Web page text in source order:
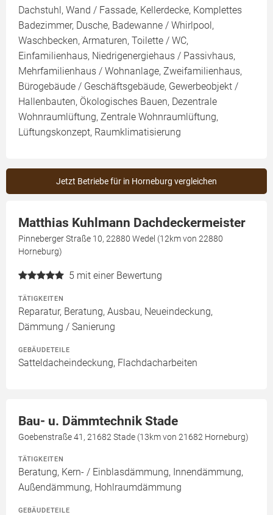
Dachstuhl, Wand / Fassade, Kellerdecke, Komplettes
Badezimmer, Dusche, Badewanne / Whirlpool,
Waschbecken, Armaturen, Toilette / WC,
Einfamilienhaus, Niedrigenergiehaus / Passivhaus,
Mehrfamilienhaus / Wohnanlage, Zweifamilienhaus,
Bürogebäude / Geschäftsgebäude, Gewerbeobjekt /
Hallenbauten, Ökologisches Bauen, Dezentrale
Wohnraumlüftung, Zentrale Wohnraumlüftung,
Lüftungskonzept, Raumklimatisierung
Jetzt Betriebe für in Horneburg vergleichen
Matthias Kuhlmann Dachdeckermeister
Pinneberger Straße 10, 22880 Wedel (12km von 22880
Horneburg)
5 mit einer Bewertung
TÄTIGKEITEN
Reparatur, Beratung, Ausbau, Neueindeckung,
Dämmung / Sanierung
GEBÄUDETEILE
Satteldacheindeckung, Flachdacharbeiten
Bau- u. Dämmtechnik Stade
Goebenstraße 41, 21682 Stade (13km von 21682 Horneburg)
TÄTIGKEITEN
Beratung, Kern- / Einblasdämmung, Innendämmung,
Außendämmung, Hohlraumdämmung
GEBÄUDETEILE